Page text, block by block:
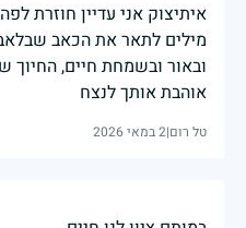
איתיצוק אני עדיין חוזרת
מילים לתאר את הכאב
ובאור ובשמחת חיים,
אוהבת אותך לנצח
טל רום|2 במאי 2026